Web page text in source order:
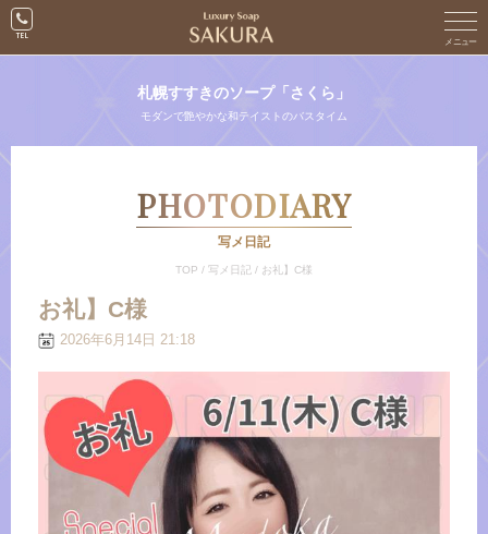
札幌すすきのソープ「さくら」
モダンで艶やかな和テイストのバスタイム
PHOTODIARY
写メ日記
TOP / 写メ日記 / お礼】C様
お礼】C様
2026年6月14日 21:18